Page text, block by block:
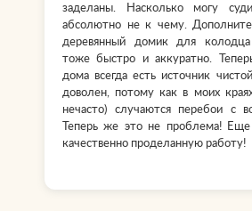
заделаны. Насколько могу
абсолютно не к чему.
деревянный домик для
тоже быстро и аккуратно.
дома всегда есть источник
доволен, потому как в моих
нечасто) случаются перебои с
Теперь же это не проблема! Еще
качественно проделанную работу!